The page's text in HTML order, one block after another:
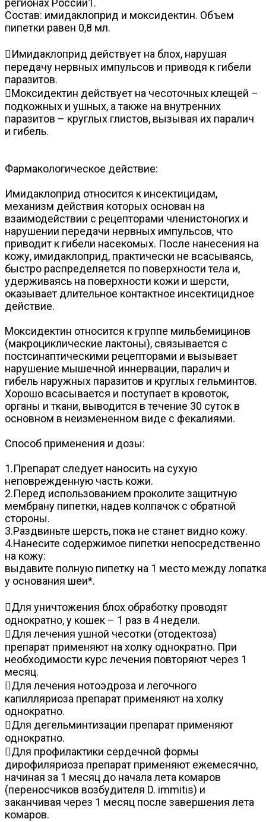
регионах России1.
Состав: имидаклоприд и моксидектин. Объем
пипетки равен 0,8 мл.
Имидаклоприд действует на блох, нарушая
передачу нервных импульсов и приводя к гибели
паразитов.
Моксидектин действует на чесоточных клещей –
подкожных и ушных, а также на внутренних
паразитов – круглых глистов, вызывая их паралич
и гибель.
Фармакологическое действие:
Имидаклоприд относится к инсектицидам,
механизм действия которых основан на
взаимодействии с рецепторами членистоногих и
нарушении передачи нервных импульсов, что
приводит к гибели насекомых. После нанесения на
кожу, имидаклоприд, практически не всасываясь,
быстро распределяется по поверхности тела и,
удерживаясь на поверхности кожи и шерсти,
оказывает длительное контактное инсектицидное
действие.
Моксидектин относится к группе мильбемицинов
(макроциклические лактоны), связывается с
постсинаптическими рецепторами и вызывает
нарушение мышечной иннервации, паралич и
гибель наружных паразитов и круглых гельминтов.
Хорошо всасывается и поступает в кровоток,
органы и ткани, выводится в течение 30 суток в
основном в неизмененном виде с фекалиями.
Способ применения и дозы:
1.Препарат следует наносить на сухую
неповрежденную часть кожи.
2.Перед использованием проколите защитную
мембрану пипетки, надев колпачок с обратной
стороны.
3.Раздвиньте шерсть, пока не станет видно кожу.
4.Нанесите содержимое пипетки непосредственно
на кожу:
выдавите полную пипетку на 1 место между
у основания шеи*.
Для уничтожения блох обработку проводят
однократно, у кошек – 1 раз в 4 недели.
Для лечения ушной чесотки (отодектоза)
препарат применяют на холку однократно. При
необходимости курс лечения повторяют через 1
месяц.
Для лечения нотоэдроза и легочного
капилляриоза препарат применяют на холку
однократно.
Для дегельминтизации препарат применяют
однократно.
Для профилактики сердечной формы
дирофиляриоза препарат применяют ежемесячно,
начиная за 1 месяц до начала лета комаров
(переносчиков возбудителя D. immitis) и
заканчивая через 1 месяц после завершения лета
комаров.